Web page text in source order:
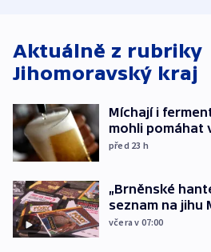
Aktuálně z rubriky
Jihomoravský kraj
Míchají i
mohli pomáhat
před 23 h
„Brněnské
seznam na jihu
včera v 07:00